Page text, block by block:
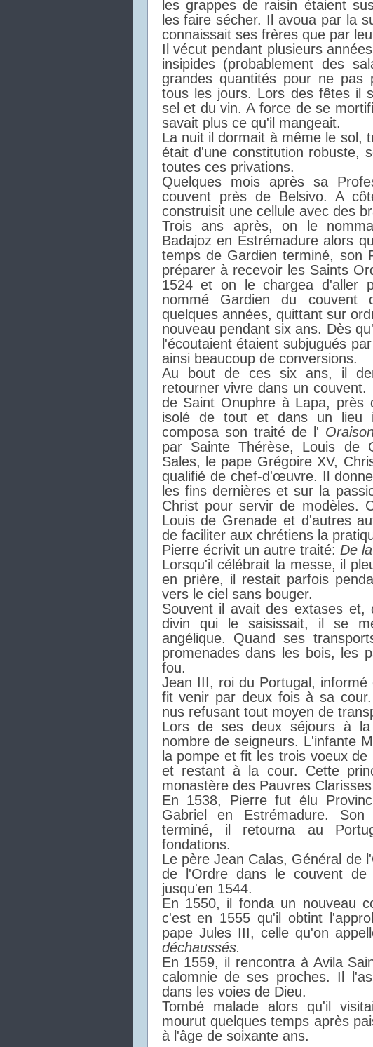
les grappes de raisin étaient
les faire sécher. Il avoua par la
connaissait ses frères que par
Il vécut pendant plusieurs
insipides (probablement des
grandes quantités pour ne
tous les jours. Lors des fêtes il
sel et du vin. A force de se
savait plus ce qu'il mangeait.
La nuit il dormait à même le sol,
était d'une constitution robuste,
toutes ces privations.
Quelques mois après sa
couvent près de Belsivo. A
construisit une cellule avec des
Trois ans après, on le
Badajoz en Estrémadure alors
temps de Gardien terminé, son
préparer à recevoir les Saints
1524 et on le chargea d'aller
nommé Gardien du couvent
quelques années, quittant sur
nouveau pendant six ans. Dès
l'écoutaient étaient subjugués
ainsi beaucoup de conversions.
Au bout de ces six ans, il
retourner vivre dans un
de Saint Onuphre à Lapa, près
isolé de tout et dans un lieu
composa son traité de l'
par Sainte Thérèse, Louis de
Sales, le pape Grégoire XV,
qualifié de chef-d'œuvre. Il
les fins dernières et sur la
Christ pour servir de modèles.
Louis de Grenade et d'autres
de faciliter aux chrétiens la
Pierre écrivit un autre traité: De
Lorsqu'il célébrait la messe, il
en prière, il restait parfois
vers le ciel sans bouger.
Souvent il avait des extases
divin qui le saisissait, il se
angélique. Quand ses
promenades dans les bois, les
fou.
Jean III, roi du Portugal,
fit venir par deux fois à sa
nus refusant tout moyen de
Lors de ses deux séjours à
nombre de seigneurs. L'infante
la pompe et fit les trois voeux
et restant à la cour. Cette
monastère des Pauvres
En 1538, Pierre fut élu
Gabriel en Estrémadure.
terminé, il retourna au
fondations.
Le père Jean Calas, Général de
de l'Ordre dans le couvent de
jusqu'en 1544.
En 1550, il fonda un nouveau
c'est en 1555 qu'il obtint
pape Jules III, celle qu'on
déchaussés.
En 1559, il rencontra à Avila
calomnie de ses proches. Il
dans les voies de Dieu.
Tombé malade alors qu'il
mourut quelques temps après
à l'âge de soixante ans.